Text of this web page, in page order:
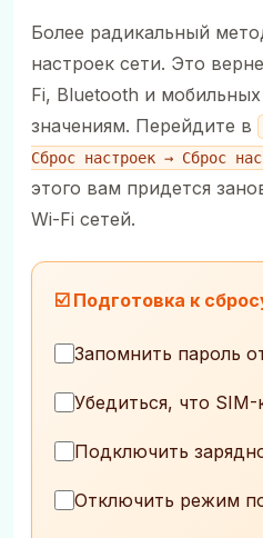
Более радикальный
настроек сети. Это
Fi, Bluetooth и
значениям. Перейдите в
Сброс настроек → Сброс
этого вам придется
Wi-Fi сетей.
☑️ Подготовка к
Запомнить пароль
Убедиться, что SIM-
Подключить
Отключить режим